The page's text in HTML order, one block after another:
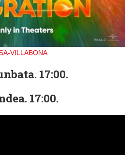
VILLABONA
17:00.
17:00.